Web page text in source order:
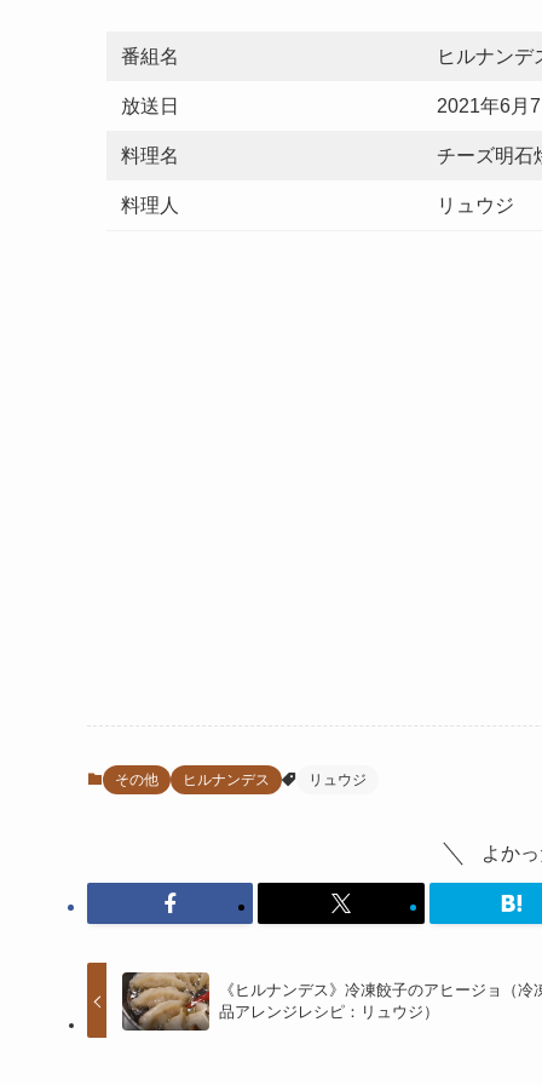
番組名 ヒルナンデ
放送日 2021年6月
料理名 チーズ明石
料理人 リュウジ
その他 ヒルナンデス リュウジ
よか
《ヒルナンデス》冷凍餃子のアヒージョ（冷
品アレンジレシピ：リュウジ）